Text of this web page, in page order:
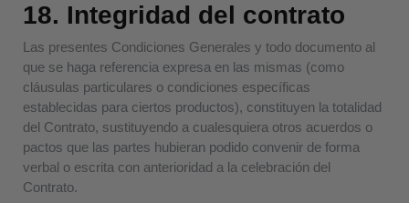
18. Integridad del contrato
Las presentes Condiciones Generales y todo documento al
que se haga referencia expresa en las mismas (como
cláusulas particulares o condiciones específicas
establecidas para ciertos productos), constituyen la totalidad
del Contrato, sustituyendo a cualesquiera otros acuerdos o
pactos que las partes hubieran podido convenir de forma
verbal o escrita con anterioridad a la celebración del
Contrato.